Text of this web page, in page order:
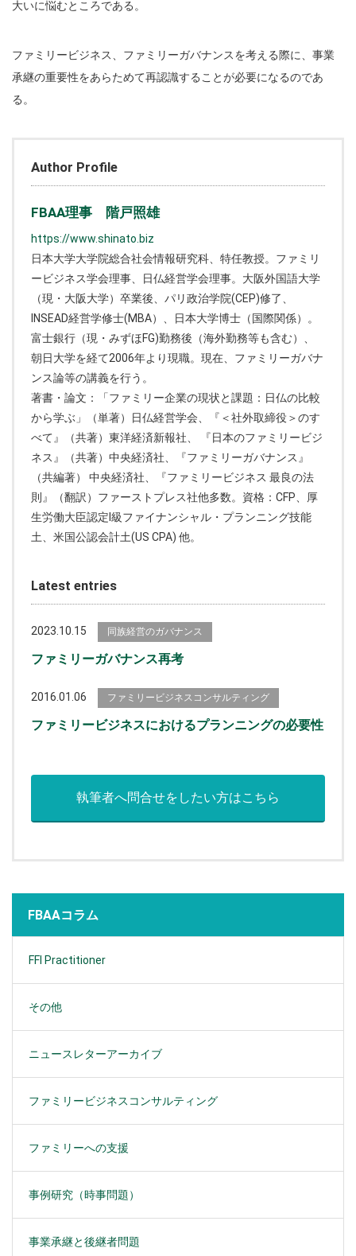
大いに悩むところである。
ファミリービジネス、ファミリーガバナンスを考える際に、事業
承継の重要性をあらためて再認識することが必要になるのであ
る。
Author Profile
FBAA理事 階戸照雄
https://www.shinato.biz
日本大学大学院総合社会情報研究科、特任教授。ファミリ
ービジネス学会理事、日仏経営学会理事。大阪外国語大学
（現・大阪大学）卒業後、パリ政治学院(CEP)修了、
INSEAD経営学修士(MBA）、日本大学博士（国際関係）。
富士銀行（現・みずほFG)勤務後（海外勤務等も含む）、
朝日大学を経て2006年より現職。現在、ファミリーガバナ
ンス論等の講義を行う。
著書・論文：「ファミリー企業の現状と課題：日仏の比較
から学ぶ」（単著）日仏経営学会、『＜社外取締役＞のす
べて』（共著）東洋経済新報社、 『日本のファミリービジ
ネス』（共著）中央経済社、『ファミリーガバナンス』
（共編著） 中央経済社、『ファミリービジネス 最良の法
則』（翻訳）ファーストプレス社他多数。資格：CFP、厚
生労働大臣認定l級ファイナンシャル・プランニング技能
土、米国公認会計土(US CPA) 他。
Latest entries
2023.10.15 同族経営のガバナンス
ファミリーガバナンス再考
2016.01.06 ファミリービジネスコンサルティング
ファミリービジネスにおけるプランニングの必要性
執筆者へ問合せをしたい方はこちら
FBAAコラム
FFI Practitioner
その他
ニュースレターアーカイブ
ファミリービジネスコンサルティング
ファミリーへの支援
事例研究（時事問題）
事業承継と後継者問題